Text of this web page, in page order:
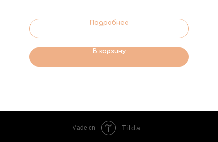
Подробнее
В корзину
Made on Tilda